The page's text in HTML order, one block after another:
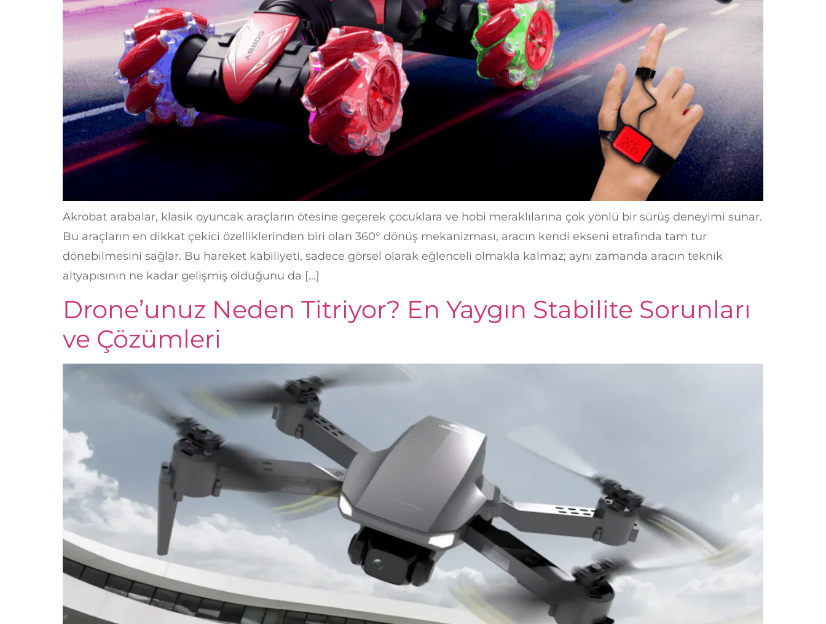
Akrobat arabalar, klasik oyuncak araçların ötesine geçerek çocuklara ve hobi meraklılarına çok yönlü bir sürüş deneyimi sunar.
Bu araçların en dikkat çekici özelliklerinden biri olan 360° dönüş mekanizması, aracın kendi ekseni etrafında tam tur
dönebilmesini sağlar. Bu hareket kabiliyeti, sadece görsel olarak eğlenceli olmakla kalmaz; aynı zamanda aracın teknik
altyapısının ne kadar gelişmiş olduğunu da […]
Drone’unuz Neden Titriyor? En Yaygın Stabilite Sorunları
ve Çözümleri